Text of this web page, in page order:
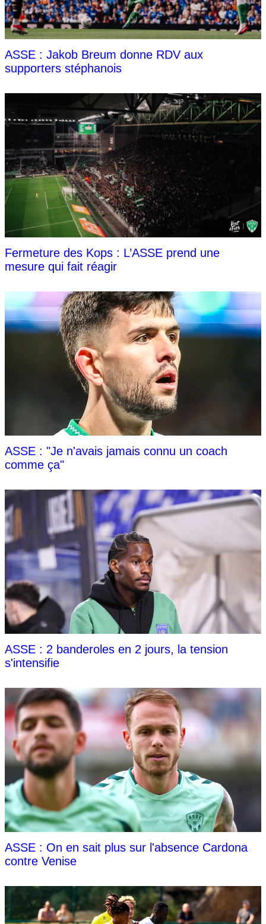
ASSE : Jakob Breum donne RDV aux
supporters stéphanois
Fermeture des Kops : L’ASSE prend une
mesure qui fait réagir
ASSE : "Je n'avais jamais connu un coach
comme ça"
ASSE : 2 banderoles en 2 jours, la tension
s'intensifie
ASSE : On en sait plus sur l'absence Cardona
contre Venise